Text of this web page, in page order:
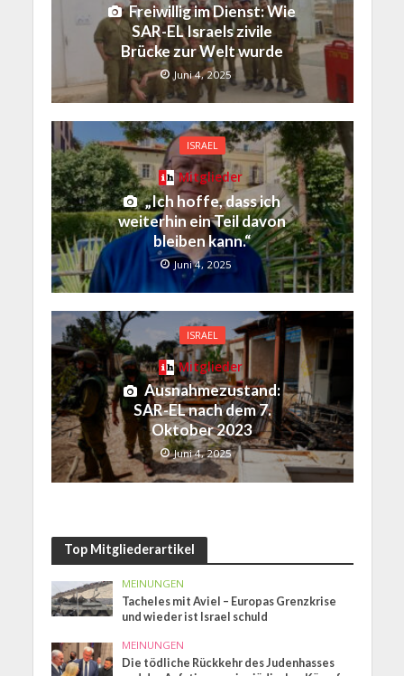
Freiwillig im Dienst: Wie
SAR-EL Israels zivile
Brücke zur Welt wurde
Juni 4, 2025
ISRAEL
Mitglieder
„Ich hoffe, dass ich
weiterhin ein Teil davon
bleiben kann.“
Juni 4, 2025
ISRAEL
Mitglieder
Ausnahmezustand:
SAR-EL nach dem 7.
Oktober 2023
Juni 4, 2025
Top Mitgliederartikel
MEINUNGEN
Tacheles mit Aviel – Europas Grenzkrise
und wieder ist Israel schuld
MEINUNGEN
Die tödliche Rückkehr des Judenhasses